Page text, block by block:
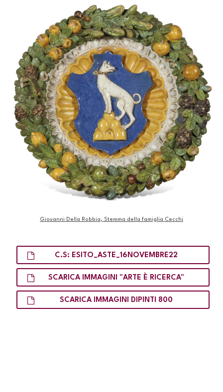
Giovanni Della Robbia, Stemma della famiglia Cecchi
C.S: ESITO_ASTE_16NOVEMBRE22
SCARICA IMMAGINI "ARTE È RICERCA"
SCARICA IMMAGINI DIPINTI 800